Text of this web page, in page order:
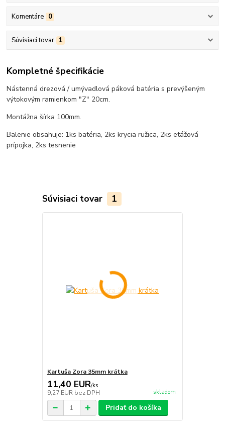
Komentáre 0
Súvisiaci tovar 1
Kompletné špecifikácie
Nástenná drezová / umývadlová páková batéria s prevýšeným
výtokovým ramienkom "Z" 20cm.
Montážna šírka 100mm.
Balenie obsahuje: 1ks batéria, 2ks krycia ružica, 2ks etážová
prípojka, 2ks tesnenie
Súvisiaci tovar 1
Kartuša Zora 35mm krátka
11,40 EUR/ks
9,27 EUR bez DPH skladom
Pridať do košíka